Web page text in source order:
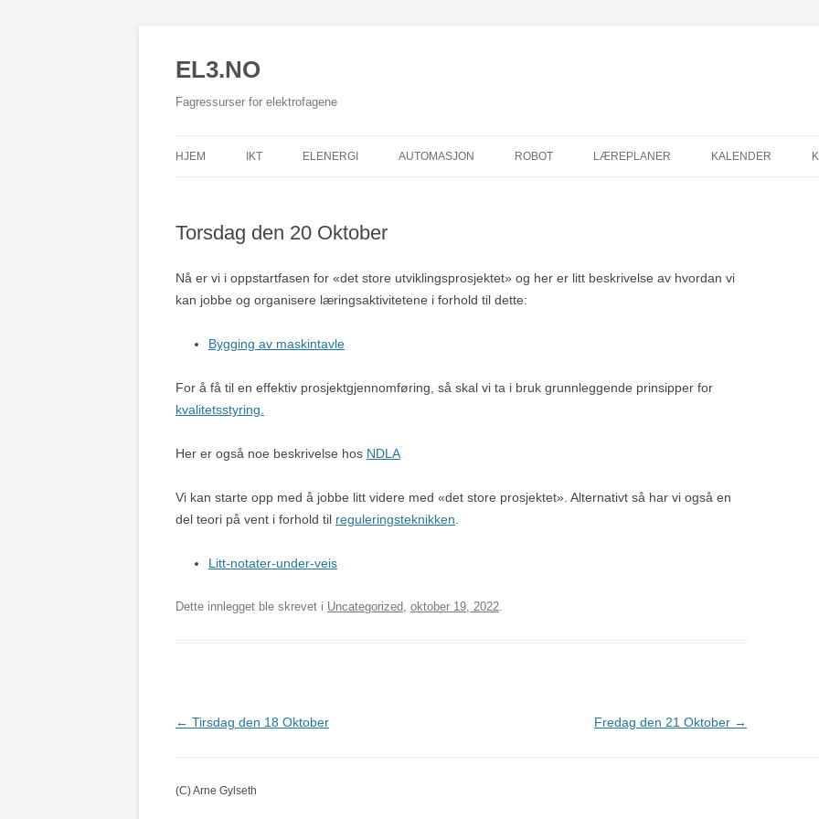
EL3.NO
Fagressurser for elektrofagene
til
HJEM IKT ELENERGI AUTOMASJON ROBOT LÆREPLANER KALENDER
Torsdag den 20 Oktober
Nå er vi i oppstartfasen for «det store utviklingsprosjektet» og her er litt beskrivelse av hvordan vi
kan jobbe og organisere læringsaktivitetene i forhold til dette:
Bygging av maskintavle
For å få til en effektiv prosjektgjennomføring, så skal vi ta i bruk grunnleggende prinsipper for
kvalitetsstyring.
Her er også noe beskrivelse hos NDLA
Vi kan starte opp med å jobbe litt videre med «det store prosjektet». Alternativt så har vi også en
del teori på vent i forhold til reguleringsteknikken
Litt-notater-under-veis
Dette innlegget ble skrevet i Uncategorized, oktober 19, 2022.
Innleggsnavigasjon
← Tirsdag den 18 Oktober Fredag den 21 Oktober →
(C) Arne Gylseth